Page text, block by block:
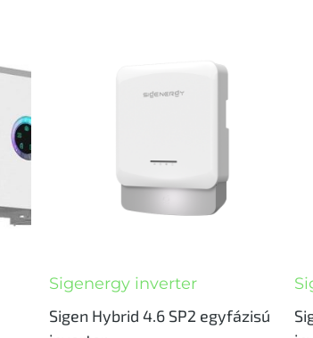
Sigenergy inverter
Sigen Hybrid 4.6 SP2 egyfázisú